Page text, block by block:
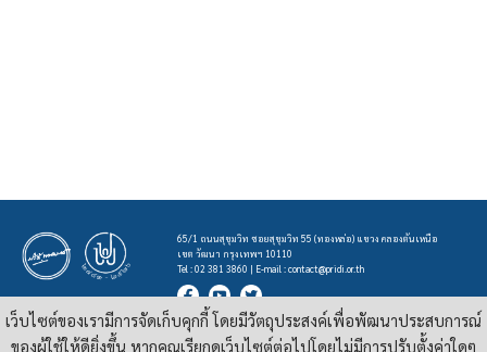
65/1 ถนนสุขุมวิท ซอยสุขุมวิท 55 (ทองหล่อ) แขวง คลองตันเหนือ
เขต วัฒนา กรุงเทพฯ 10110
Tel : 02 381 3860 | E-mail :contact@pridi.or.th
บทความ รูปภาพ และสื่ออื่นๆ ที่มีสัญลักษณ์ของสถาบันปรีดี พนมยงค์ ในเว็บไซต์https://pridi.or.th
เผยแพร่ภายใต้สัญญาอนุญาตครีเอทีฟคอมมอนส์แบบแสดงที่มา-ไม่ใช่เชิงพาณิชย์ 4.0 สากล
เว็บไซต์ของเรามีการจัดเก็บคุกกี้ โดยมีวัตถุประสงค์เพื่อพัฒนาประสบการณ์
ของผู้ใช้ให้ดียิ่งขึ้น หากคุณเรียกดูเว็บไซต์ต่อไปโดยไม่มีการปรับตั้งค่าใดๆ